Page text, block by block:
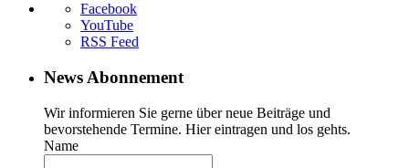
Facebook
YouTube
RSS Feed
News Abonnement
Wir informieren Sie gerne über neue Beiträge und
bevorstehende Termine. Hier eintragen und los gehts.
Name